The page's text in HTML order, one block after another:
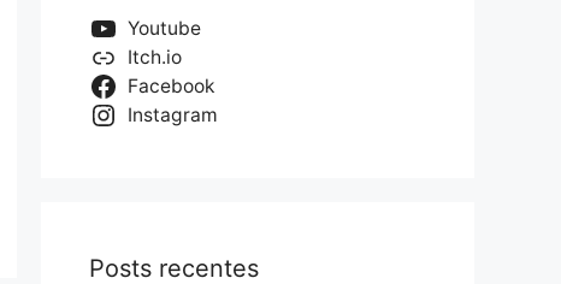
Youtube
Itch.io
Facebook
Instagram
Posts recentes